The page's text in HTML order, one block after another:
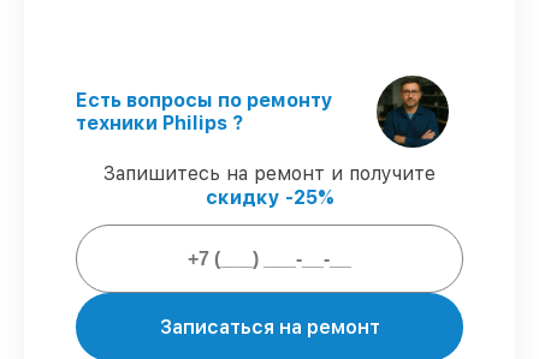
обучение и ежегодную аттестацию, что
подтверждает их уровень мастерства.
Соблюдение сроков сервиса–
гарантируем завершение работ без
задержек.
Сервис с гарантией– обслуживаем
парогенераторов всегда со строгим
соблюдением гарантийных обязательств.
Мы гарантируем:
Есть вопросы по ремонту
техники Philips ?
Запишитесь на ремонт и получите
скидку -25%
Записаться на ремонт